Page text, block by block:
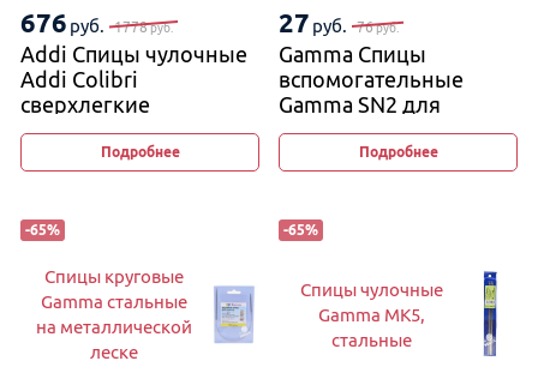
676 руб. 1778руб.
Addi Спицы чулочные
Addi Colibri
сверхлегкие
Подробнее
27 руб. 76руб.
Gamma Спицы
вспомогательные
Gamma SN2 для
вязания кос и жгутов
2,5 мм и 4 мм, 11−12 см
(изогнутые)
Подробнее
-65%
Спицы круговые
Gamma стальные
на металлической
леске
-65%
Спицы чулочные
Gamma MK5,
стальные